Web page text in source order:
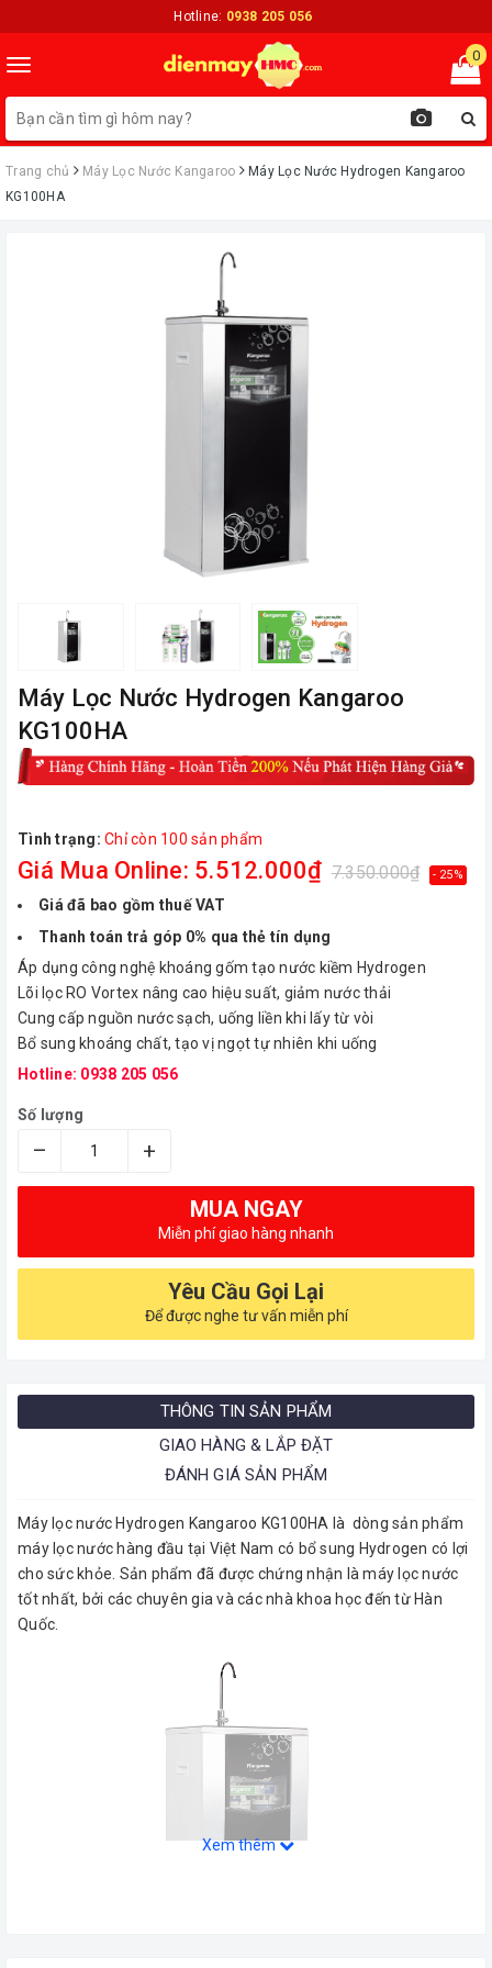
Hotline: 0938 205 056
Toggle
navigation
0
Trang chủ Máy Lọc Nước Kangaroo
Máy Lọc Nước Hydrogen Kangaroo
KG100HA
Máy Lọc Nước Hydrogen Kangaroo
KG100HA
Tình trạng: Chỉ còn 100 sản phẩm
Giá Mua Online: 5.512.000₫ 7.350.000₫ - 25%
Giá đã bao gồm thuế VAT
Thanh toán trả góp 0% qua thẻ tín dụng
Áp dụng công nghệ khoáng gốm tạo nước kiềm Hydrogen
Lõi lọc RO Vortex nâng cao hiệu suất, giảm nước thải
Cung cấp nguồn nước sạch, uống liền khi lấy từ vòi
Bổ sung khoáng chất, tạo vị ngọt tự nhiên khi uống
Hotline: 0938 205 056
Số lượng
– +
MUA NGAY
Miễn phí giao hàng nhanh
Yêu Cầu Gọi Lại
Để được nghe tư vấn miễn phí
THÔNG TIN SẢN PHẨM
GIAO HÀNG & LẮP ĐẶT
ĐÁNH GIÁ SẢN PHẨM
Máy lọc nước Hydrogen Kangaroo KG100HA là dòng sản phẩm
máy lọc nước hàng đầu tại Việt Nam có bổ sung Hydrogen có lợi
cho sức khỏe. Sản phẩm đã được chứng nhận là máy lọc nước
tốt nhất, bởi các chuyên gia và các nhà khoa học đến từ Hàn
Quốc.
Xem thêm